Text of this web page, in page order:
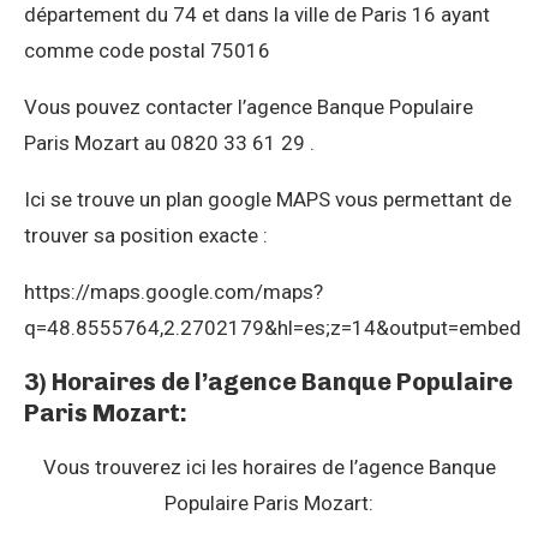
département du 74 et dans la ville de Paris 16 ayant
comme code postal 75016
Vous pouvez contacter l’agence Banque Populaire
Paris Mozart au 0820 33 61 29 .
Ici se trouve un plan google MAPS vous permettant de
trouver sa position exacte :
https://maps.google.com/maps?
q=48.8555764,2.2702179&hl=es;z=14&output=embed
3) Horaires de l’agence Banque Populaire
Paris Mozart:
Vous trouverez ici les horaires de l’agence Banque
Populaire Paris Mozart: